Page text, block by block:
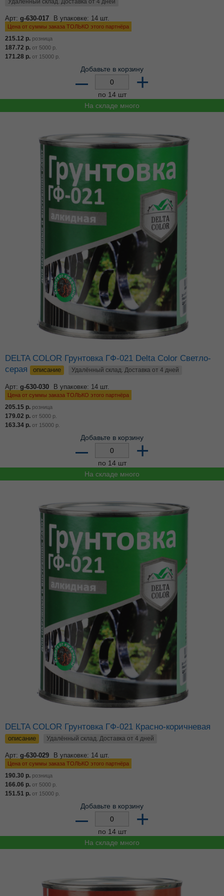
Удалённый склад. Доставка от 4 дней
Арт: g-630-017 В упаковке: 14 шт.
Цена от суммы заказа ТОЛЬКО этого партнёра
215.12 р. розница
187.72 р. от 5000 р.
171.28 р. от 15000 р.
Добавьте в корзину
– +
по 14 шт
На складе много
DELTA COLOR Грунтовка ГФ-021 Delta Color Светло-
серая
описание Удалённый склад. Доставка от 4 дней
Арт: g-630-030 В упаковке: 14 шт.
Цена от суммы заказа ТОЛЬКО этого партнёра
205.15 р. розница
179.02 р. от 5000 р.
163.34 р. от 15000 р.
Добавьте в корзину
– +
по 14 шт
На складе много
DELTA COLOR Грунтовка ГФ-021 Красно-коричневая
описание Удалённый склад. Доставка от 4 дней
Арт: g-630-029 В упаковке: 14 шт.
Цена от суммы заказа ТОЛЬКО этого партнёра
190.30 р. розница
166.06 р. от 5000 р.
151.51 р. от 15000 р.
Добавьте в корзину
– +
по 14 шт
На складе много